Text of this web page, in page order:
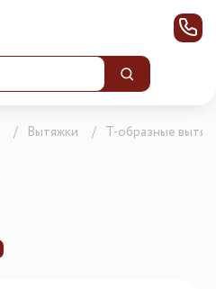
Вытяжки
Т-образные